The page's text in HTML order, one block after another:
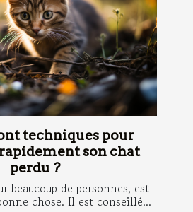
techniques pour
son chat
perdu ?
beaucoup de personnes, est
chose. Il est conseillé...